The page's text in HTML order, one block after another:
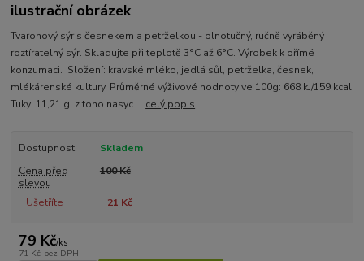
ilustrační obrázek
Tvarohový sýr s česnekem a petrželkou - plnotučný, ručně vyráběný
roztíratelný sýr. Skladujte při teplotě 3°C až 6°C. Výrobek k přímé
konzumaci. Složení: kravské mléko, jedlá sůl, petrželka, česnek,
mlékárenské kultury. Průměrné výživové hodnoty ve 100g: 668 kJ/159 kcal
Tuky: 11,21 g, z toho nasyc.... celý popis
Dostupnost
Skladem
Cena před
slevou
100 Kč
Ušetříte 21 Kč
79 Kč/ks
71 Kč bez DPH